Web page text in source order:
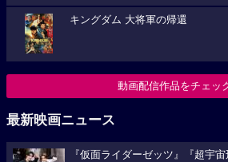
キングダム 大将軍の帰還
動画配信作品をチェッ
最新映画ニュース
『仮面ライダーゼッツ』『超宇